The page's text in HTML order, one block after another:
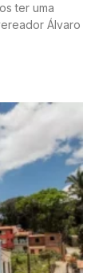
ter uma
Álvaro